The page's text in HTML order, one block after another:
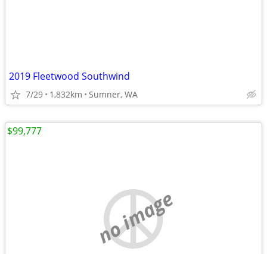
2019 Fleetwood Southwind
7/29 1,832km Sumner, WA
no image
$99,777